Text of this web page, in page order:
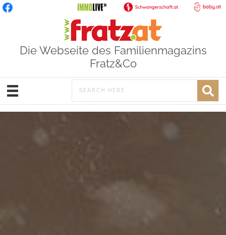
Die Webseite des Familienmagazins
Fratz&Co